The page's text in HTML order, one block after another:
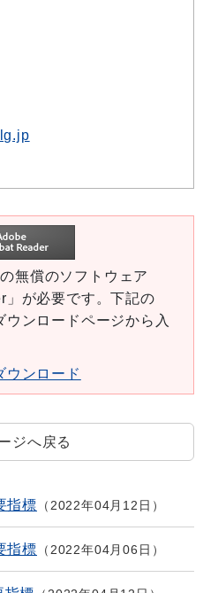
無償のソフトウェア
」が必要です。下記の
ンロードページから入
ンロード
ジへ戻る
指標 2022年04月12日
指標 2022年04月06日